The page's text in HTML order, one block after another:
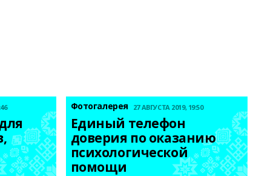
Фотогалерея 27 АВГУСТА 2019, 19:50
Единый телефон
доверия по оказанию
психологической
помощи